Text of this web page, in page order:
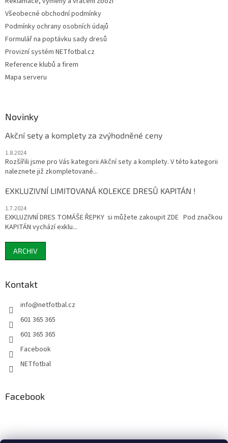
Všeobecné obchodní podmínky
Podmínky ochrany osobních údajů
Formulář na poptávku sady dresů
Provizní systém NETfotbal.cz
Reference klubů a firem
Mapa serveru
Novinky
Akční sety a komplety za zvýhodněné ceny
1.8.2024
Rozšířili jsme pro Vás kategorii Akční sety a komplety. V této kategorii
naleznete již zkompletované...
EXKLUZIVNÍ LIMITOVANÁ KOLEKCE DRESŮ KAPITÁN !
1.7.2024
EXKLUZIVNÍ DRES TOMÁŠE ŘEPKY si můžete zakoupit ZDE Pod značkou
KAPITÁN vychází exklu...
ARCHIV
Kontakt
info@netfotbal.cz
601 365 365
601 365 365
Facebook
NETfotbal
Facebook